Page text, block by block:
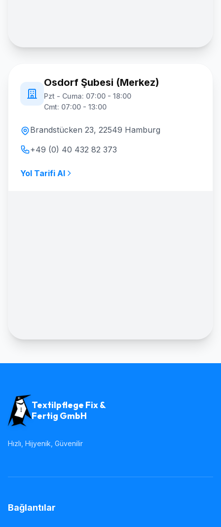
Osdorf Şubesi (Merkez)
Pzt - Cuma: 07:00 - 18:00
Cmt: 07:00 - 13:00
Brandstücken 23, 22549 Hamburg
+49 (0) 40 432 82 373
Yol Tarifi Al
Textilpflege Fix &
Fertig GmbH
Hızlı, Hijyenik, Güvenilir
Bağlantılar